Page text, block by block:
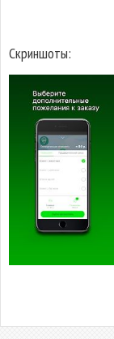
Скриншоты: